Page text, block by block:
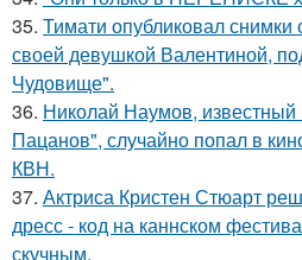
35. Тимати опубликовал
своей девушкой Валентиной,
Чудовище".
36. Николай Наумов, известный
Пацанов", случайно попал в
КВН.
37. Актриса Кристен Стюарт
дресс - код на каннском
скучным.